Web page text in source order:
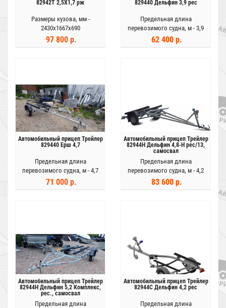
82942Т 2,5Х1,7 рж
Размеры кузова, мм -
2430х1667х690
97 800 р.
829440 Дельфин 3,9 рес
Предельная длина
перевозимого судна, м - 3,9
62 400 р.
Автомобильный прицеп Трейлер
829440 Ерш 4,7
Предельная длина
перевозимого судна, м - 4,7
71 000 р.
Автомобильный прицеп Трейлер
82944H Дельфин 4,8-H рес/13,
самосвал
Предельная длина
перевозимого судна, м - 4,2
83 600 р.
Автомобильный прицеп Трейлер
82944Н Дельфин 5,2 Комплекс,
рес., самосвал
Предельная длина
Автомобильный прицеп Трейлер
82944С Дельфин 4,2 рес
Предельная длина